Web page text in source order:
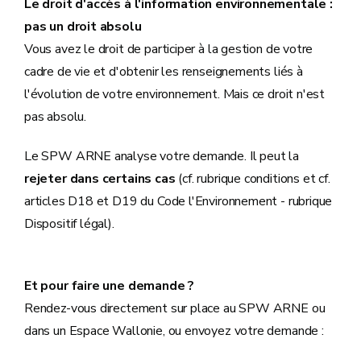
Le droit d'accès à l'information environnementale :
pas un droit absolu
Vous avez le droit de participer à la gestion de votre
cadre de vie et d'obtenir les renseignements liés à
l'évolution de votre environnement. Mais ce droit n'est
pas absolu.
Le SPW ARNE analyse votre demande. Il peut la
rejeter dans certains cas (cf. rubrique conditions et cf.
articles D18 et D19 du Code l'Environnement - rubrique
Dispositif légal).
Et pour faire une demande ?
Rendez-vous directement sur place au SPW ARNE ou
dans un Espace Wallonie, ou envoyez votre demande :